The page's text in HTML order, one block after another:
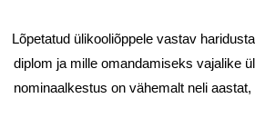
Lõpetatud ülikooliõppele vastav
diplom ja mille omandamiseks vajalike
nominaalkestus on vähemalt neli aastat,